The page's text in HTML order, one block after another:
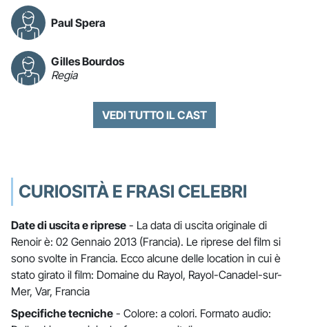
Paul Spera
Gilles Bourdos
Regia
VEDI TUTTO IL CAST
CURIOSITÀ E FRASI CELEBRI
Date di uscita e riprese - La data di uscita originale di
Renoir è: 02 Gennaio 2013 (Francia). Le riprese del film si
sono svolte in Francia. Ecco alcune delle location in cui è
stato girato il film: Domaine du Rayol, Rayol-Canadel-sur-
Mer, Var, Francia
Specifiche tecniche - Colore: a colori. Formato audio: